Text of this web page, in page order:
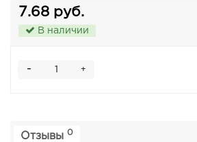
7.68 руб.
В наличии
+
-
Отзывы 0